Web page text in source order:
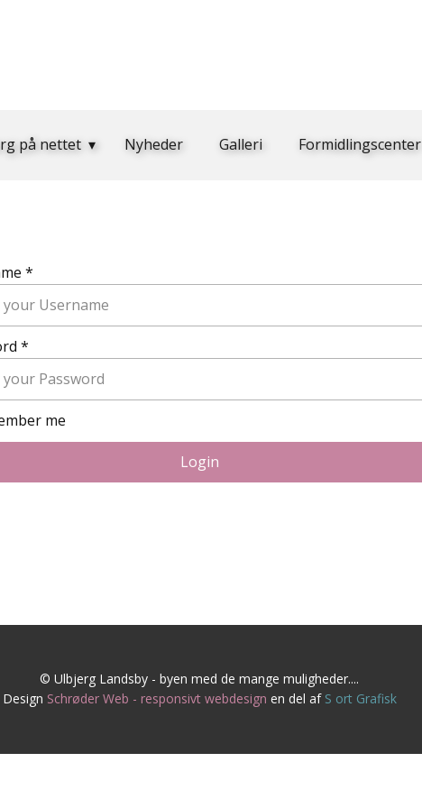
på nettet Nyheder Galleri Formidlingscenter
*
*
me
Login
© Ulbjerg Landsby - byen med de mange muligheder....
Design Schrøder Web - responsivt webdesign en del af S ort Grafisk